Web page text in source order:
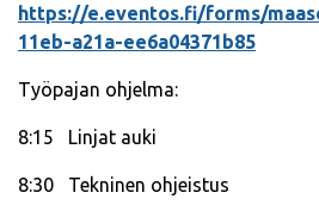
https://e.eventos.fi/forms/
11eb-a21a-ee6a04371b85
Työpajan ohjelma:
8:15 Linjat auki
8:30 Tekninen ohjeistus